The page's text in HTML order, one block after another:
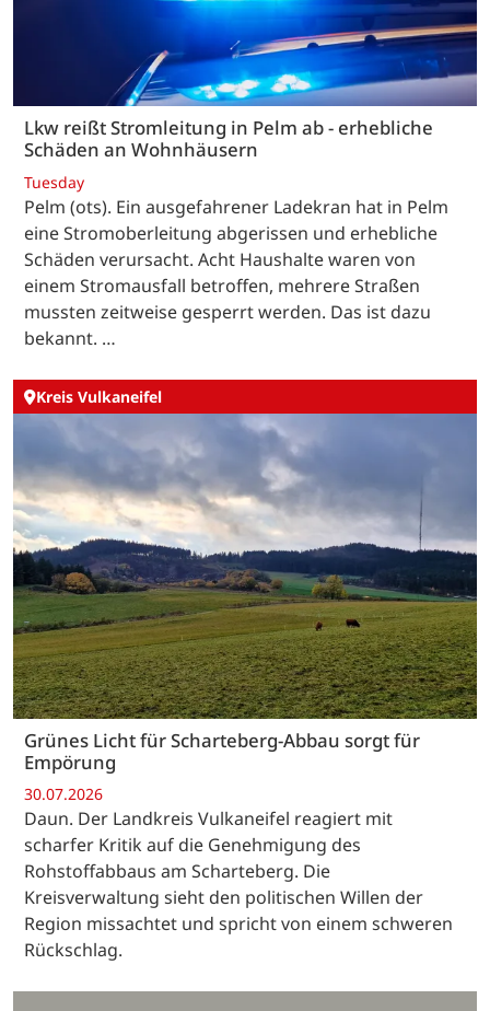
Lkw reißt Stromleitung in Pelm ab - erhebliche
Schäden an Wohnhäusern
Tuesday
Pelm (ots). Ein ausgefahrener Ladekran hat in Pelm
eine Stromoberleitung abgerissen und erhebliche
Schäden verursacht. Acht Haushalte waren von
einem Stromausfall betroffen, mehrere Straßen
mussten zeitweise gesperrt werden. Das ist dazu
bekannt. …
Kreis Vulkaneifel
Grünes Licht für Scharteberg-Abbau sorgt für
Empörung
30.07.2026
Daun. Der Landkreis Vulkaneifel reagiert mit
scharfer Kritik auf die Genehmigung des
Rohstoffabbaus am Scharteberg. Die
Kreisverwaltung sieht den politischen Willen der
Region missachtet und spricht von einem schweren
Rückschlag.